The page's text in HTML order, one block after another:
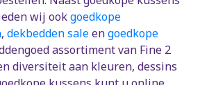
wij ookgoedkope
, dekbedden saleengoedkope
assortiment van Fine 2
diversiteit aan kleuren, dessins